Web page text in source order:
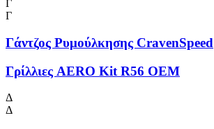
Γ
Γ
Γάντζος Ρυμούλκησης CravenSpeed
Γρίλλιες AERO Kit R56 OEM
Δ
Δ